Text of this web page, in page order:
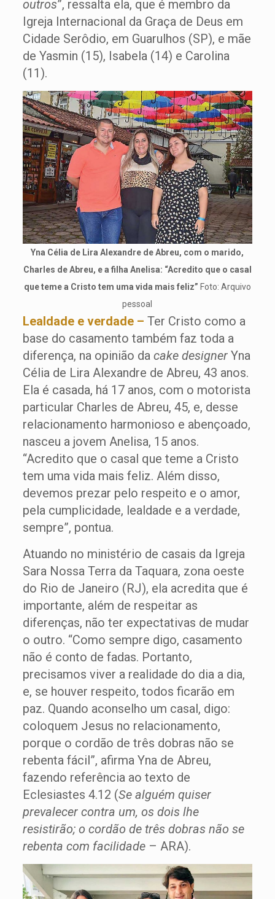
outros”, ressalta ela, que é membro da
Igreja Internacional da Graça de Deus em
Cidade Serôdio, em Guarulhos (SP), e mãe
de Yasmin (15), Isabela (14) e Carolina
(11).
Yna Célia de Lira Alexandre de Abreu, com o marido,
Charles de Abreu, e a filha Anelisa: “Acredito que o casal
que teme a Cristo tem uma vida mais feliz” Foto: Arquivo
pessoal
Lealdade e verdade – Ter Cristo como a
base do casamento também faz toda a
diferença, na opinião da cake designer Yna
Célia de Lira Alexandre de Abreu, 43 anos.
Ela é casada, há 17 anos, com o motorista
particular Charles de Abreu, 45, e, desse
relacionamento harmonioso e abençoado,
nasceu a jovem Anelisa, 15 anos.
“Acredito que o casal que teme a Cristo
tem uma vida mais feliz. Além disso,
devemos prezar pelo respeito e o amor,
pela cumplicidade, lealdade e a verdade,
sempre”, pontua.
Atuando no ministério de casais da Igreja
Sara Nossa Terra da Taquara, zona oeste
do Rio de Janeiro (RJ), ela acredita que é
importante, além de respeitar as
diferenças, não ter expectativas de mudar
o outro. “Como sempre digo, casamento
não é conto de fadas. Portanto,
precisamos viver a realidade do dia a dia,
e, se houver respeito, todos ficarão em
paz. Quando aconselho um casal, digo:
coloquem Jesus no relacionamento,
porque o cordão de três dobras não se
rebenta fácil”, afirma Yna de Abreu,
fazendo referência ao texto de
Eclesiastes 4.12 (Se alguém quiser
prevalecer contra um, os dois lhe
resistirão; o cordão de três dobras não se
rebenta com facilidade – ARA).